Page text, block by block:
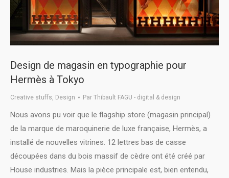
Design de magasin en typographie pour
Hermès à Tokyo
Creative stuffs, Design Par Thibault FAGU - digital & design
Nous avons pu voir que le flagship store (magasin principal)
de la marque de maroquinerie de luxe française, Hermès, a
installé de nouvelles vitrines. 12 lettres bas de casse
découpées dans du bois massif de cèdre ont été créé par
House industries. Mais la pièce principale est, bien entendu,